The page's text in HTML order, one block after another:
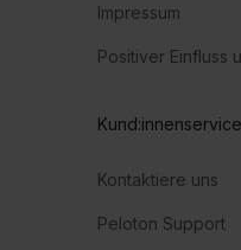
Impressum
Positiver Einfluss
Kund:innenservice
Kontaktiere uns
Peloton Support